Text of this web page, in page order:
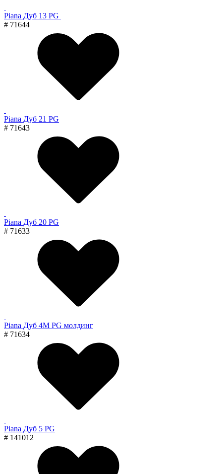
Piana Дуб 13 PG
# 71644
Piana Дуб 21 PG
# 71643
Piana Дуб 20 PG
# 71633
Piana Дуб 4M PG молдинг
# 71634
Piana Дуб 5 PG
# 141012